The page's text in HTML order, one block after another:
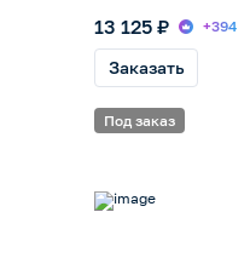
13 125 ₽ +394
Заказать
Под заказ